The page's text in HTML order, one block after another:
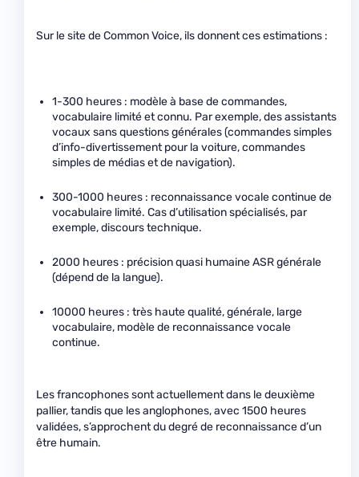
Sur le site de Common Voice, ils donnent ces estimations :
1-300 heures : modèle à base de commandes,
vocabulaire limité et connu. Par exemple, des assistants
vocaux sans questions générales (commandes simples
d’info-divertissement pour la voiture, commandes
simples de médias et de navigation).
300-1000 heures : reconnaissance vocale continue de
vocabulaire limité. Cas d’utilisation spécialisés, par
exemple, discours technique.
2000 heures : précision quasi humaine ASR générale
(dépend de la langue).
10000 heures : très haute qualité, générale, large
vocabulaire, modèle de reconnaissance vocale
continue.
Les francophones sont actuellement dans le deuxième
pallier, tandis que les anglophones, avec 1500 heures
validées, s’approchent du degré de reconnaissance d’un
être humain.